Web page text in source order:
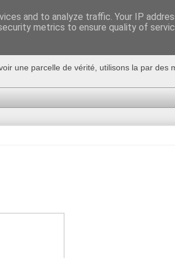
une parcelle de vérité, utilisons la par des
and to analyze traffic. Your IP
metrics to ensure quality of